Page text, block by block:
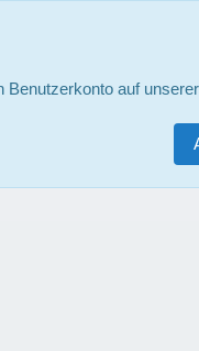
Benutzerkonto auf